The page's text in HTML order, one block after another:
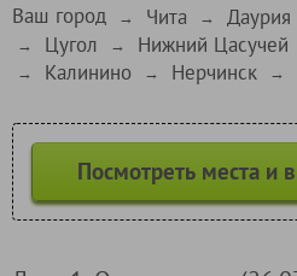
Ваш город → Чита → Даурия
→ Цугол → Нижний Цасучей
→ Калинино → Нерчинск →
Посмотреть места и